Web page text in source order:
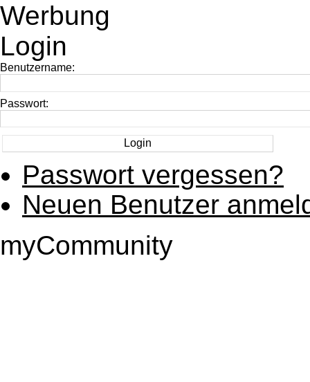
Werbung
Login
Benutzername:
Passwort:
Passwort vergessen?
Neuen Benutzer
myCommunity